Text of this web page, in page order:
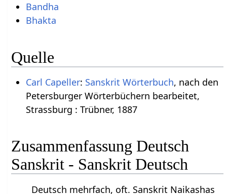
Bandha
Bhakta
Quelle
Carl Capeller: Sanskrit Wörterbuch, nach den
Petersburger Wörterbüchern bearbeitet,
Strassburg : Trübner, 1887
Zusammenfassung Deutsch
Sanskrit - Sanskrit Deutsch
Deutsch mehrfach, oft. Sanskrit Naikashas